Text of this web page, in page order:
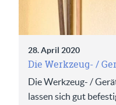
28. April 2020
Die Werkzeug- /
Die Werkzeug- /
lassen sich gut